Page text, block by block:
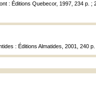
: Éditions Quebecor, 1997, 234 p. ;
: Éditions Almatides, 2001, 240 p.